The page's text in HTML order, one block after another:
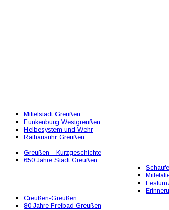
Mittelstadt Greußen
Funkenburg Westgreußen
Helbesystem und Wehr
Rathausuhr Greußen
Greußen - Kurzgeschichte
650 Jahre Stadt Greußen
Creußen-Greußen
80 Jahre Freibad Greußen